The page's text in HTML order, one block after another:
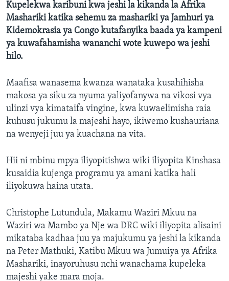
Kupelekwa karibuni kwa jeshi la kikanda la Afrika
Mashariki katika sehemu za mashariki ya Jamhuri ya
Kidemokrasia ya Congo kutafanyika baada ya kampeni
ya kuwafahamisha wananchi wote kuwepo wa jeshi
hilo.
Maafisa wanasema kwanza wanataka kusahihisha
makosa ya siku za nyuma yaliyofanywa na vikosi vya
ulinzi vya kimataifa vingine, kwa kuwaelimisha raia
kuhusu jukumu la majeshi hayo, ikiwemo kushauriana
na wenyeji juu ya kuachana na vita.
Hii ni mbinu mpya iliyopitishwa wiki iliyopita Kinshasa
kusaidia kujenga programu ya amani katika hali
iliyokuwa haina utata.
Christophe Lutundula, Makamu Waziri Mkuu na
Waziri wa Mambo ya Nje wa DRC wiki iliyopita alisaini
mikataba kadhaa juu ya majukumu ya jeshi la kikanda
na Peter Mathuki, Katibu Mkuu wa Jumuiya ya Afrika
Mashariki, inayoruhusu nchi wanachama kupeleka
majeshi yake mara moja.